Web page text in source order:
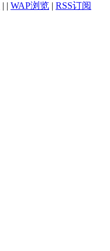
| | WAP浏览 | RSS订阅